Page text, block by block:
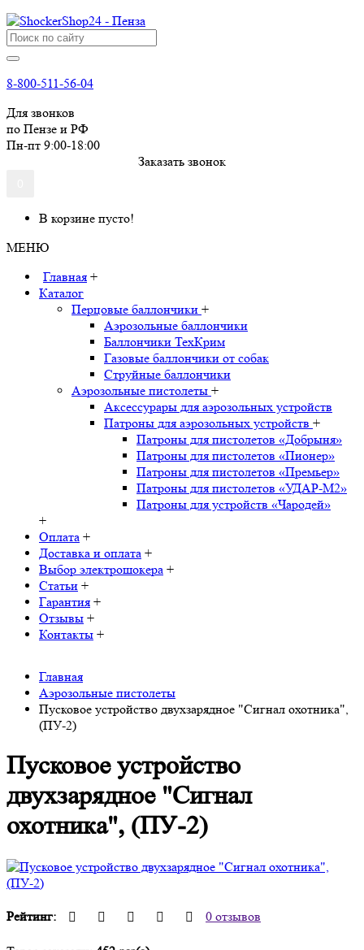
8-800-511-56-04
Для звонков
по Пензе и РФ
Пн-пт 9:00-18:00
Заказать звонок
В корзине пусто!
МЕНЮ
Главная +
Каталог
Перцовые баллончики +
Аэрозольные баллончики
Баллончики ТехКрим
Газовые баллончики от собак
Струйные баллончики
Аэрозольные пистолеты +
Аксессурары для аэрозольных устройств
Патроны для аэрозольных устройств +
Патроны для пистолетов «Добрыня»
Патроны для пистолетов «Пионер»
Патроны для пистолетов «Премьер»
Патроны для пистолетов «УДАР-M2»
Патроны для устройств «Чародей»
+
Оплата +
Доставка и оплата +
Выбор электрошокера +
Статьи +
Гарантия +
Отзывы +
Контакты +
Главная
Аэрозольные пистолеты
Пусковое устройство двухзарядное "Сигнал охотника",
(ПУ-2)
Пусковое устройство
двухзарядное "Сигнал
охотника", (ПУ-2)
Рейтинг: 0 отзывов